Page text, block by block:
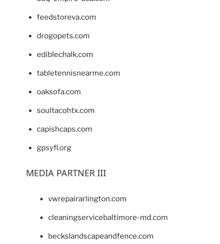
feedstoreva.com
drogopets.com
ediblechalk.com
tabletennisnearme.com
oaksofa.com
soultacohtx.com
capishcaps.com
gpsyfl.org
MEDIA PARTNER III
vwrepairarlington.com
cleaningservicebaltimore-md.com
beckslandscapeandfence.com